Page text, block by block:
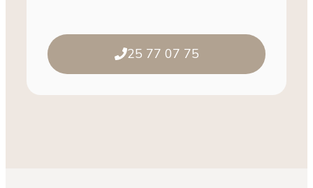
25 77 07 75